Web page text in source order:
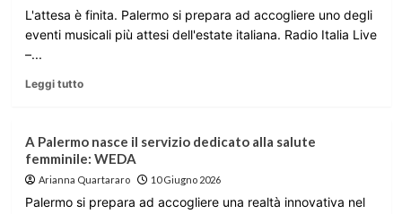
L'attesa è finita. Palermo si prepara ad accogliere uno degli
eventi musicali più attesi dell'estate italiana. Radio Italia Live
–...
Leggi tutto
A Palermo nasce il servizio dedicato alla salute
femminile: WEDA
Arianna Quartararo 10 Giugno 2026
Palermo si prepara ad accogliere una realtà innovativa nel